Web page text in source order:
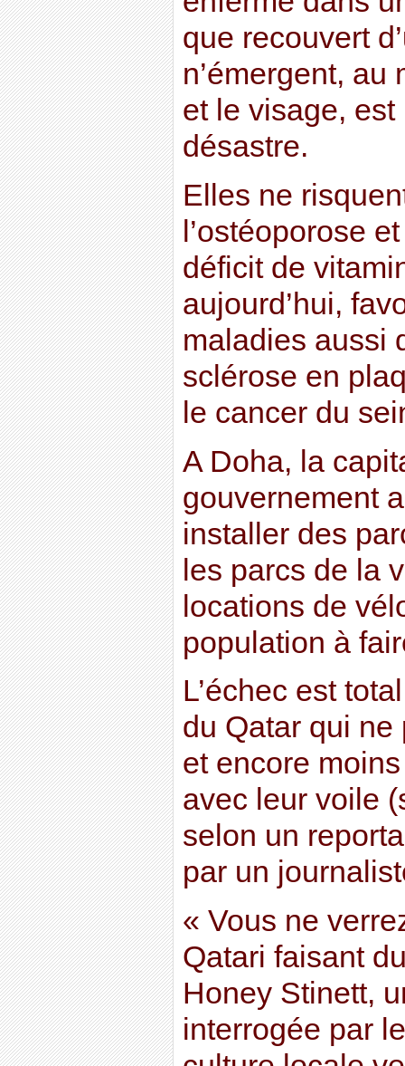
que recouvert
n’émergent,
et le visage,
désastre.
Elles ne
l’ostéoporose
déficit de
aujourd’hui,
maladies aussi
sclérose en
le cancer du
A Doha, la
gouvernement
installer des
les parcs de la
locations de
population à
L’échec est
du Qatar qui ne
et encore
avec leur voile
selon un
par un
« Vous ne
Qatari faisant
Honey Stinett,
interrogée par